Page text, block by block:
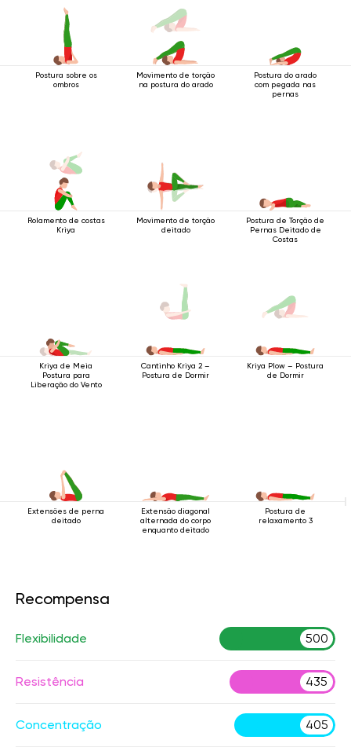
Postura sobre os
ombros
Movimento de torção
na postura do arado
Postura do arado
com pegada nas
pernas
Rolamento de costas
Kriya
Movimento de torção
deitado
Postura de Torção de
Pernas Deitado de
Costas
Kriya de Meia
Postura para
Liberação do Vento
Cantinho Kriya 2 –
Postura de Dormir
Kriya Plow – Postura
de Dormir
Extensões de perna
deitado
Extensão diagonal
alternada do corpo
enquanto deitado
Postura de
relaxamento 3
Recompensa
Flexibilidade 500
Resistência 435
Concentração 405